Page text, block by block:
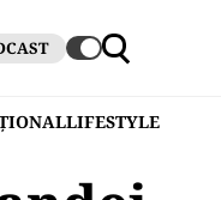
LIFESTYLE